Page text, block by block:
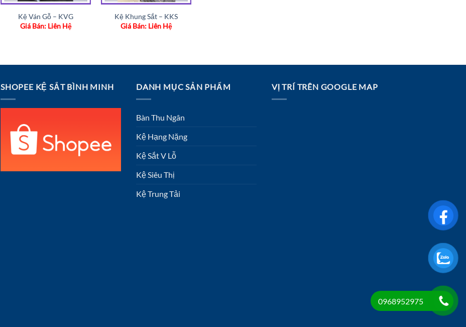
Kệ Ván Gỗ – KVG
Giá Bán: Liên Hệ
Kệ Khung Sắt – KKS
Giá Bán: Liên Hệ
SHOPEE KỆ SẮT BÌNH MINH DANH MỤC SẢN PHẨM
Bàn Thu Ngân
Kệ Hạng Nặng
Kệ Sắt V Lỗ
Kệ Siêu Thị
Kệ Trung Tải
VỊ TRÍ TRÊN GOOGLE MAP
0968952975